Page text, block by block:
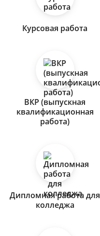
Курсовая работа
ВКР (выпускная
квалификационная
работа)
Дипломная работа для
колледжа